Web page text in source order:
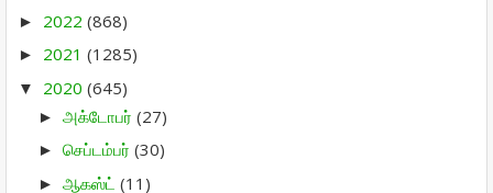
► 2022 (868)
► 2021 (1285)
▼ 2020 (645)
► அக்டோபர் (27)
► செப்டம்பர் (30)
► ஆகஸ்ட் (11)